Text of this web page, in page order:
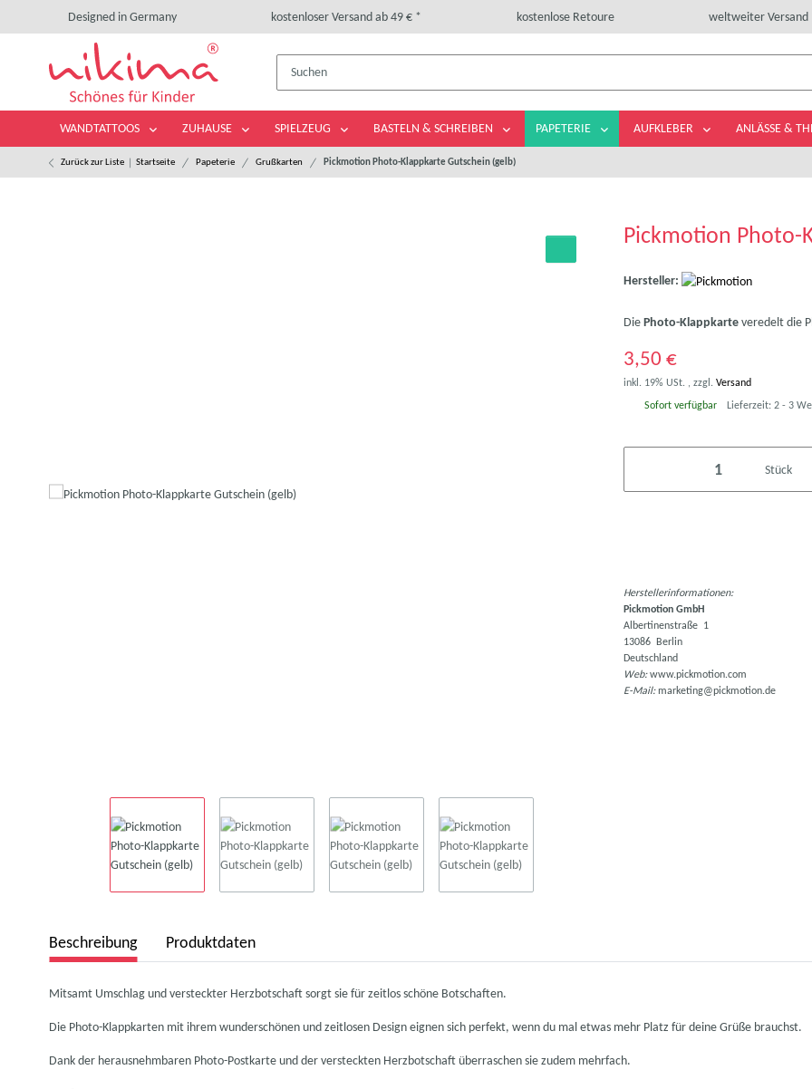
Designed in Germany kostenloser Versand ab 49 € * kostenlose Retoure weltweiter Versand
WANDTATTOOS ZUHAUSE SPIELZEUG BASTELN & SCHREIBEN PAPETERIE AUFKLEBER ANLÄSSE &
Zurück zur Liste Startseite Papeterie Grußkarten Pickmotion Photo-Klappkarte Gutschein (gelb)
Pickmotion Photo-
Hersteller:
DiePhoto-Klappkarteveredelt die
3,50 €
inkl. 19% USt. , zzgl. Versand
Sofort verfügbar
Lieferzeit: 2 - 3
Stück
Herstellerinformationen:
Pickmotion GmbH
Albertinenstraße 1
13086 Berlin
Deutschland
Web:www.pickmotion.com
E-Mail:marketing@pickmotion.de
Beschreibung Produktdaten
Mitsamt Umschlag und versteckter Herzbotschaft sorgt sie für zeitlos schöne Botschaften.
Die Photo-Klappkarten mit ihrem wunderschönen und zeitlosen Design eignen sich perfekt, wenn du mal etwas mehr Platz für deine Grüße brauchst.
Dank der herausnehmbaren Photo-Postkarte und der versteckten Herzbotschaft überraschen sie zudem mehrfach.